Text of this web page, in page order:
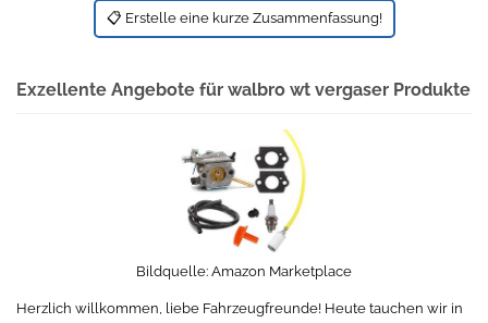
📋 Erstelle eine kurze Zusammenfassung!
Exzellente Angebote für walbro wt vergaser Produkte
Bildquelle: Amazon Marketplace
Herzlich willkommen, liebe Fahrzeugfreunde! Heute tauchen wir in